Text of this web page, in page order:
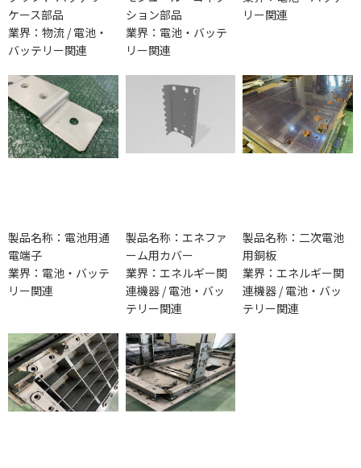
ケース部品
業界：物流 / 電池・
バッテリー関連
ション部品
業界：電池・バッテ
リー関連
リー関連
製品名称：電池用通
電端子
業界：電池・バッテ
リー関連
製品名称：エネファ
ーム用カバー
業界：エネルギー関
連機器 / 電池・バッ
テリー関連
製品名称：二次電池
用銅板
業界：エネルギー関
連機器 / 電池・バッ
テリー関連